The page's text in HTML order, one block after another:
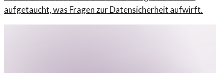
aufgetaucht, was Fragen zur Datensicherheit aufwirft.